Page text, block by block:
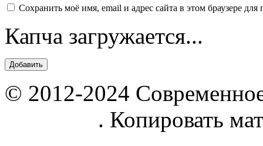
Сохранить моё имя, email и адрес сайта в этом браузере
Капча загружается...
© 2012-2024
. Копировать